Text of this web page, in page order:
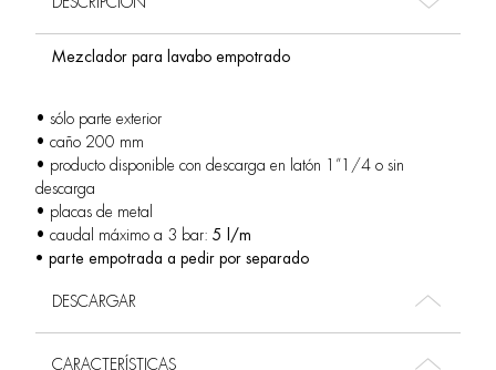
Mezclador para lavabo empotrado
• sólo parte exterior
• caño 200 mm
• producto disponible con descarga en latón 1”1/4 o sin
descarga
• placas de metal
• caudal máximo a 3 bar: 5 l/m
• parte empotrada a pedir por separado
DESCARGAR
CARACTERÍSTICAS